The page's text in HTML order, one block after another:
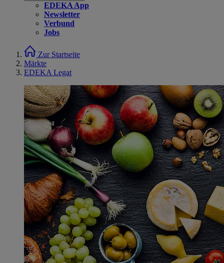
EDEKA App
Newsletter
Verbund
Jobs
Zur Startseite
Märkte
EDEKA Legat